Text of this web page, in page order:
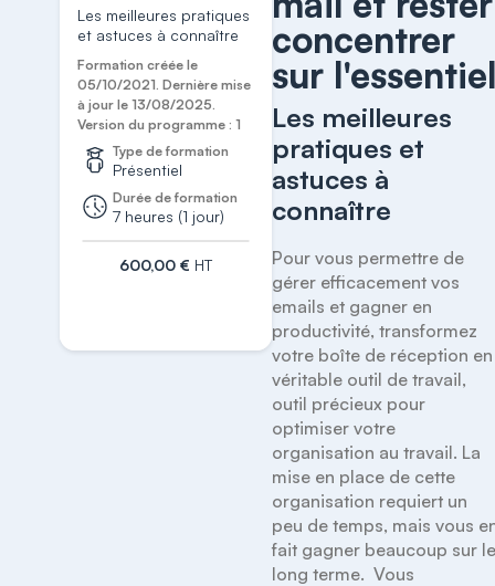
concentrer sur
l'essentiel
Les meilleures pratiques
et astuces à connaître
Formation créée le
05/10/2021. Dernière mise
à jour le 13/08/2025.
Version du programme : 1
Type de formation
Présentiel
Durée de formation
7 heures (1 jour)
600,00 € HT
concentrer
sur
Les meilleures
pratiques et
astuces à
connaître
Pour vous permettre de
gérer efficacement vos
emails et gagner en
productivité, transformez
votre boîte de réception en
véritable outil de travail,
outil précieux pour
optimiser votre
organisation au travail. La
mise en place de cette
organisation requiert un
peu de temps, mais vous
fait gagner beaucoup sur
long terme.  Vous